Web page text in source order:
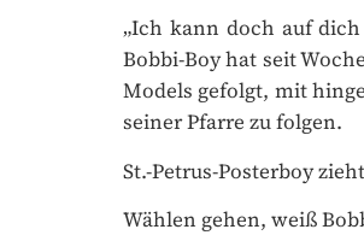
„Ich kann doch auf
Bobbi-Boy hat seit
Models gefolgt, mit
seiner Pfarre zu folgen.
St.-Petrus-Posterboy
Wählen gehen, weiß